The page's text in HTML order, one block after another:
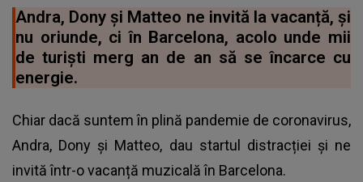
Andra, Dony și Matteo ne invită la vacanță, și
nu oriunde, ci în Barcelona, acolo unde mii
de turiști merg an de an să se încarce cu
energie.
Chiar dacă suntem în plină pandemie de coronavirus,
Andra, Dony și Matteo, dau startul distracției și ne
invită într-o vacanță muzicală în Barcelona.